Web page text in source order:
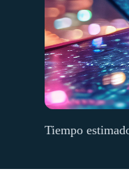
Tiempo